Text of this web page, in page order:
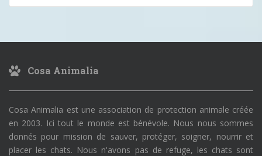
Cosa Animalia
Cosa Animalia est une association de protection animale créée
en 2003. Ici tout le monde est bénévole. Nous nous sommes
donnés pour mission de sauver, protéger, soigner, nourrir et
placer les chats. Nous n'avons pas de refuge, les chats sont